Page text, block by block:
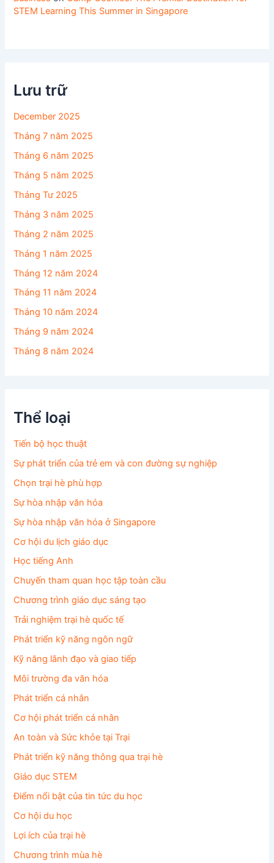
STEM Learning This Summer in Singapore
Lưu trữ
December 2025
Tháng 7 năm 2025
Tháng 6 năm 2025
Tháng 5 năm 2025
Tháng Tư 2025
Tháng 3 năm 2025
Tháng 2 năm 2025
Tháng 1 năm 2025
Tháng 12 năm 2024
Tháng 11 năm 2024
Tháng 10 năm 2024
Tháng 9 năm 2024
Tháng 8 năm 2024
Thể loại
Tiến bộ học thuật
Sự phát triển của trẻ em và con đường sự nghiệp
Chọn trại hè phù hợp
Sự hòa nhập văn hóa
Sự hòa nhập văn hóa ở Singapore
Cơ hội du lịch giáo dục
Học tiếng Anh
Chuyến tham quan học tập toàn cầu
Chương trình giáo dục sáng tạo
Trải nghiệm trại hè quốc tế
Phát triển kỹ năng ngôn ngữ
Kỹ năng lãnh đạo và giao tiếp
Môi trường đa văn hóa
Phát triển cá nhân
Cơ hội phát triển cá nhân
An toàn và Sức khỏe tại Trại
Phát triển kỹ năng thông qua trại hè
Giáo dục STEM
Điểm nổi bật của tin tức du học
Cơ hội du học
Lợi ích của trại hè
Chương trình mùa hè